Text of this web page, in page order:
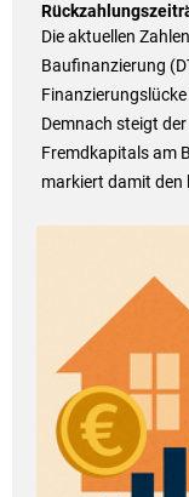
Die aktuellen
Baufinanzierung
Demnach steigt
Fremdkapitals am
markiert damit den